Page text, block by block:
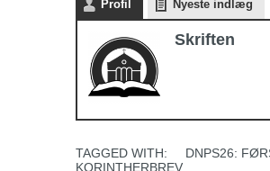
Profil Nyeste indlæg
Skriften
TAGGED WITH:
DNPS26:
KORINTHERBREV